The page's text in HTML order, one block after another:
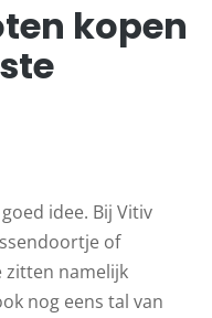
kopen
idee. Bij Vitiv
of
zitten namelijk
nog eens tal van